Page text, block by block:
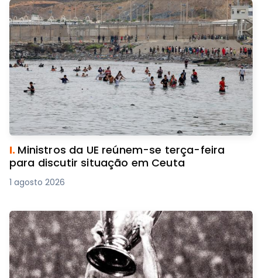
I. Ministros da UE reúnem-se terça-feira
para discutir situação em Ceuta
1 agosto 2026